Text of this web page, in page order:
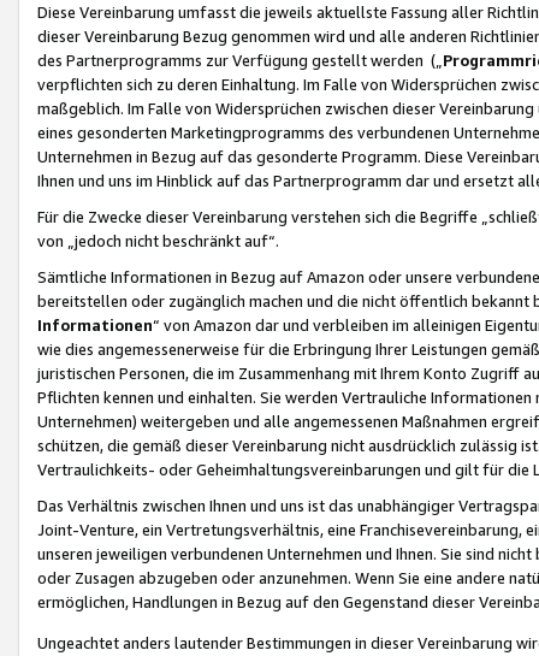
Diese Vereinbarung umfasst die jeweils aktuellste Fassung aller
dieser Vereinbarung Bezug genommen wird und alle anderen
des Partnerprogramms zur Verfügung gestellt werden („
verpflichten sich zu deren Einhaltung. Im Falle von Widersprüchen
maßgeblich. Im Falle von Widersprüchen zwischen dieser
eines gesonderten Marketingprogramms des verbundenen
Unternehmen in Bezug auf das gesonderte Programm. Diese
Ihnen und uns im Hinblick auf das Partnerprogramm dar und ersetzt
Für die Zwecke dieser Vereinbarung verstehen sich die Begriffe
von „jedoch nicht beschränkt auf“.
Sämtliche Informationen in Bezug auf Amazon oder unsere
bereitstellen oder zugänglich machen und die nicht öffentlich
Informationen“ von Amazon dar und verbleiben im alleinigen
wie dies angemessenerweise für die Erbringung Ihrer Leistungen
juristischen Personen, die im Zusammenhang mit Ihrem Konto
Pflichten kennen und einhalten. Sie werden Vertrauliche
Unternehmen) weitergeben und alle angemessenen Maßnahmen
schützen, die gemäß dieser Vereinbarung nicht ausdrücklich zulässig
Vertraulichkeits- oder Geheimhaltungsvereinbarungen und gilt für die
Das Verhältnis zwischen Ihnen und uns ist das unabhängiger
Joint-Venture, ein Vertretungsverhältnis, eine Franchisevereinbarung,
unseren jeweiligen verbundenen Unternehmen und Ihnen. Sie sind
oder Zusagen abzugeben oder anzunehmen. Wenn Sie eine andere
ermöglichen, Handlungen in Bezug auf den Gegenstand dieser
Ungeachtet anders lautender Bestimmungen in dieser Vereinbarung